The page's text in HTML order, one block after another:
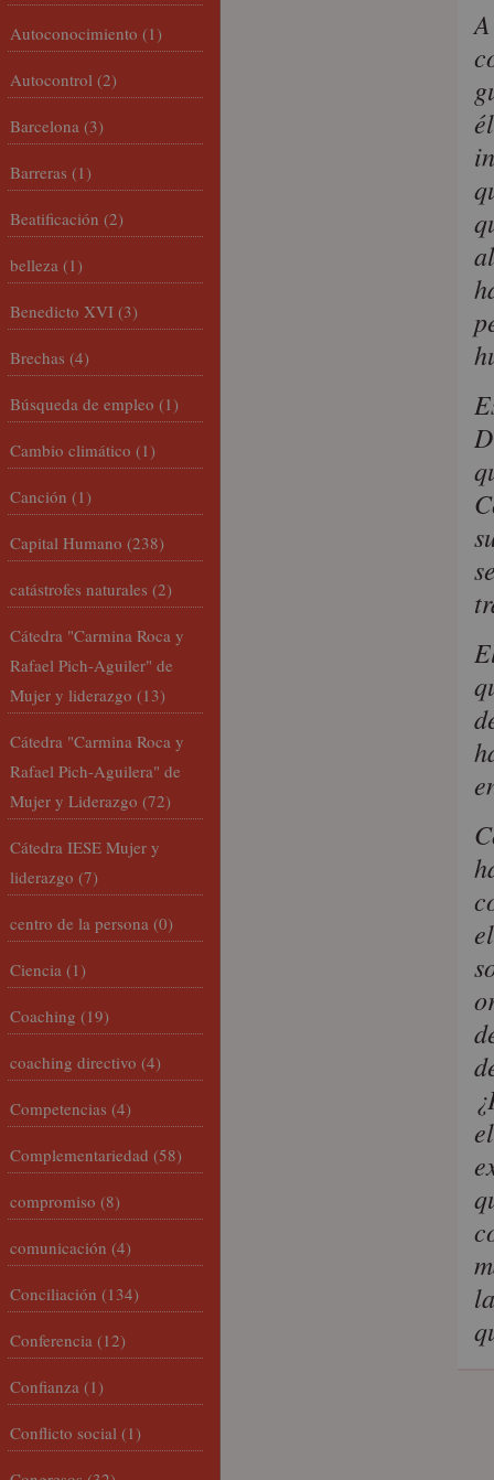
Autoconocimiento (1)
Autocontrol (2)
Barcelona (3)
Barreras (1)
Beatificación (2)
belleza (1)
Benedicto XVI (3)
Brechas (4)
Búsqueda de empleo (1)
Cambio climático (1)
Canción (1)
Capital Humano (238)
catástrofes naturales (2)
Cátedra "Carmina Roca y
Rafael Pich-Aguiler" de
Mujer y liderazgo (13)
Cátedra "Carmina Roca y
Rafael Pich-Aguilera" de
Mujer y Liderazgo (72)
Cátedra IESE Mujer y
liderazgo (7)
centro de la persona (0)
Ciencia (1)
Coaching (19)
coaching directivo (4)
Competencias (4)
Complementariedad (58)
compromiso (8)
comunicación (4)
Conciliación (134)
Conferencia (12)
Confianza (1)
Conflicto social (1)